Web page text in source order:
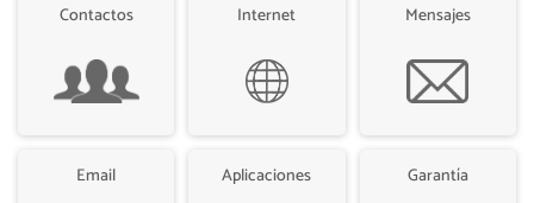
Contactos Internet Mensajes
Email Aplicaciones Garantía